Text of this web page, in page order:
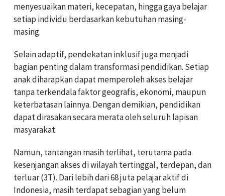
menyesuaikan materi, kecepatan, hingga gaya belajar
setiap individu berdasarkan kebutuhan masing-
masing.
Selain adaptif, pendekatan inklusif juga menjadi
bagian penting dalam transformasi pendidikan. Setiap
anak diharapkan dapat memperoleh akses belajar
tanpa terkendala faktor geografis, ekonomi, maupun
keterbatasan lainnya. Dengan demikian, pendidikan
dapat dirasakan secara merata oleh seluruh lapisan
masyarakat.
Namun, tantangan masih terlihat, terutama pada
kesenjangan akses di wilayah tertinggal, terdepan, dan
terluar (3T). Dari lebih dari 68 juta pelajar aktif di
Indonesia, masih terdapat sebagian yang belum